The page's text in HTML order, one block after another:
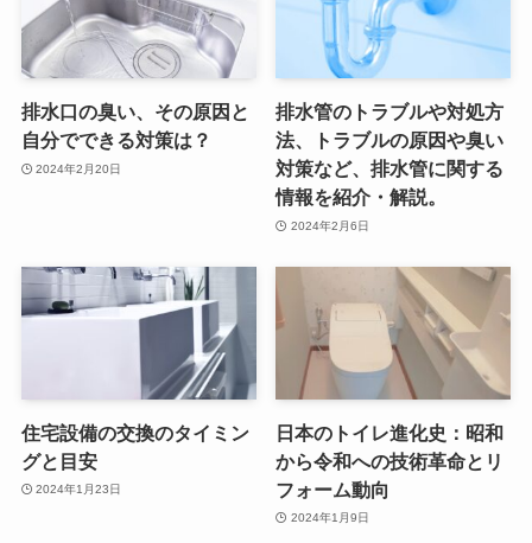
排水口の臭い、その原因と
自分でできる対策は？
2024年2月20日
排水管のトラブルや対処方
法、トラブルの原因や臭い
対策など、排水管に関する
情報を紹介・解説。
2024年2月6日
住宅設備の交換のタイミン
グと目安
2024年1月23日
日本のトイレ進化史：昭和
から令和への技術革命とリ
フォーム動向
2024年1月9日